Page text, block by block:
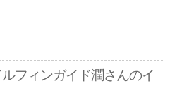
ルフィンガイド潤さんのイ